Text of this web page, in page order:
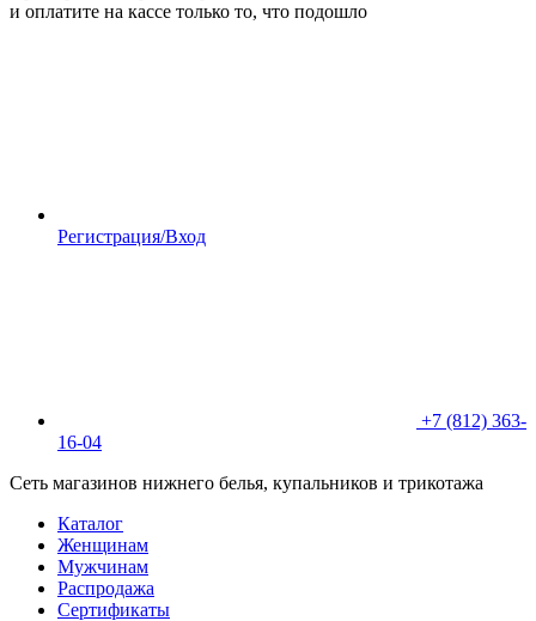
и оплатите на кассе только то, что подошло
Регистрация/Вход
+7 (812) 363-
16-04
Сеть магазинов нижнего белья, купальников и трикотажа
Каталог
Женщинам
Мужчинам
Распродажа
Сертификаты